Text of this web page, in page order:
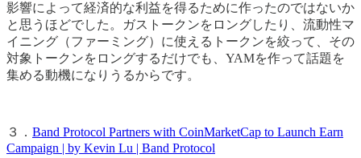
影響によって経済的な利益を得るために作ったのではないか
と思うほどでした。ガストークンをロングしたり、流動性マ
イニング（ファーミング）に使えるトークンを絞って、その
対象トークンをロングするだけでも、YAMを作って話題を
集める動機になりうるからです。
３． Band Protocol Partners with CoinMarketCap to Launch Earn
Campaign | by Kevin Lu | Band Protocol